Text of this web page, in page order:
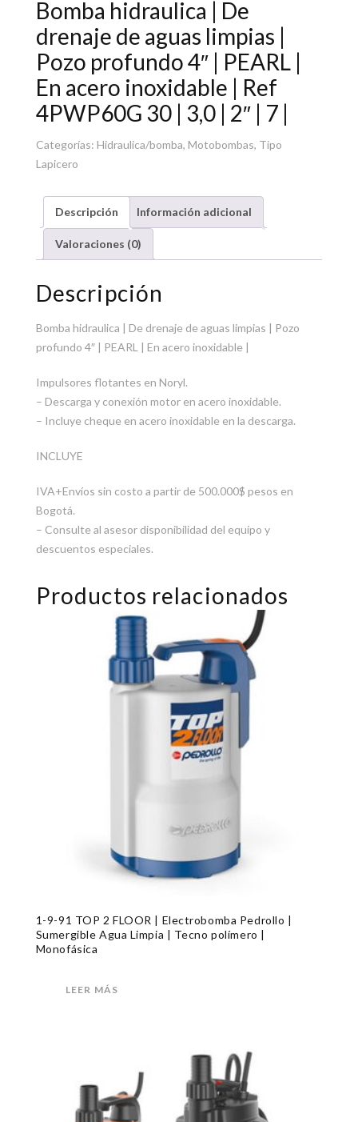
Bomba hidraulica | De
drenaje de aguas limpias |
Pozo profundo 4″ | PEARL |
En acero inoxidable | Ref
4PWP60G 30 | 3,0 | 2″ | 7 |
Categorías: Hidraulica/bomba, Motobombas, Tipo
Lapicero
Descripción Información adicional
Valoraciones (0)
Descripción
Bomba hidraulica | De drenaje de aguas limpias | Pozo
profundo 4″ | PEARL | En acero inoxidable |
Impulsores flotantes en Noryl.
– Descarga y conexión motor en acero inoxidable.
– Incluye cheque en acero inoxidable en la descarga.
INCLUYE
IVA+Envíos sin costo a partir de 500.000$ pesos en
Bogotá.
– Consulte al asesor disponibilidad del equipo y
descuentos especiales.
Productos relacionados
1-9-91 TOP 2 FLOOR | Electrobomba Pedrollo |
Sumergible Agua Limpia | Tecno polímero |
Monofásica
LEER MÁS